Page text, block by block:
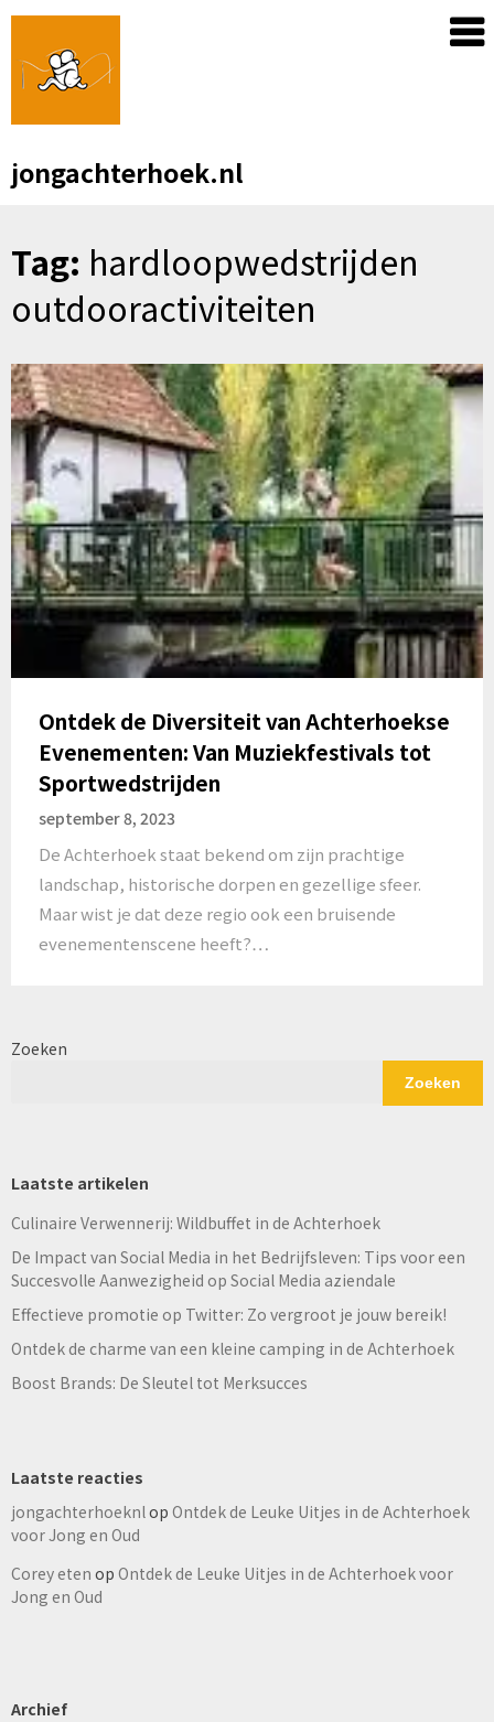
Skip
content
jongachterhoek.nl
Tag: hardloopwedstrijden
outdooractiviteiten
Ontdek de Diversiteit van Achterhoekse
Evenementen: Van Muziekfestivals tot
Sportwedstrijden
september 8, 2023
De Achterhoek staat bekend om zijn prachtige
landschap, historische dorpen en gezellige sfeer.
Maar wist je dat deze regio ook een bruisende
evenementenscene heeft?…
Zoeken
Zoeken
Laatste artikelen
Culinaire Verwennerij: Wildbuffet in de Achterhoek
De Impact van Social Media in het Bedrijfsleven: Tips voor een
Succesvolle Aanwezigheid op Social Media aziendale
Effectieve promotie op Twitter: Zo vergroot je jouw bereik!
Ontdek de charme van een kleine camping in de Achterhoek
Boost Brands: De Sleutel tot Merksucces
Laatste reacties
jongachterhoeknlop Ontdek de Leuke Uitjes in de Achterhoek
voor Jong en Oud
Corey eten op Ontdek de Leuke Uitjes in de Achterhoek voor
Jong en Oud
Archief